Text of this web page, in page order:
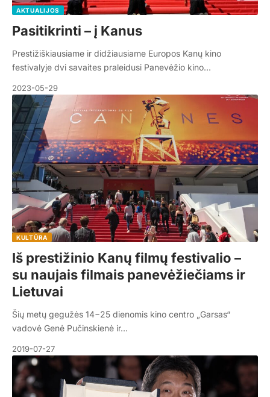
AKTUALIJOS
Pasitikrinti – į Kanus
Prestižiškiausiame ir didžiausiame Europos Kanų kino
festivalyje dvi savaites praleidusi Panevėžio kino…
2023-05-29
KULTŪRA
Iš prestižinio Kanų filmų festivalio –
su naujais filmais panevėžiečiams ir
Lietuvai
Šių metų gegužės 14−25 dienomis kino centro „Garsas“
vadovė Genė Pučinskienė ir…
2019-07-27